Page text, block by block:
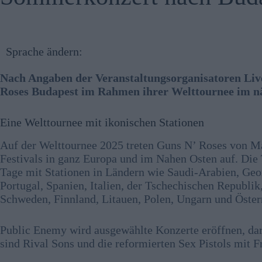
Sprache ändern:
Nach Angaben der Veranstaltungsorganisatoren
Roses Budapest im Rahmen ihrer Welttournee im
Eine Welttournee mit ikonischen Stationen
Auf der Welttournee 2025 treten Guns N’ Roses von
Festivals in ganz Europa und im Nahen Osten auf.
Tage mit Stationen in Ländern wie Saudi-Arabien,
Portugal, Spanien, Italien, der Tschechischen
Schweden, Finnland, Litauen, Polen, Ungarn und
Public Enemy wird ausgewählte Konzerte eröffnen,
sind Rival Sons und die reformierten Sex Pistols mit